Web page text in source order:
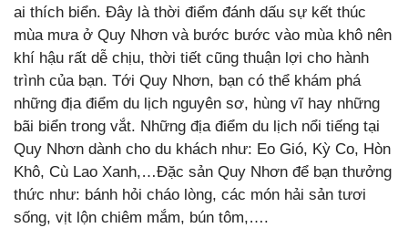
ai thích biển. Đây là thời điểm đánh dấu sự kết thúc
mùa mưa ở Quy Nhơn và bước bước vào mùa khô nên
khí hậu rất dễ chịu, thời tiết cũng thuận lợi cho hành
trình của bạn. Tới Quy Nhơn, bạn có thể khám phá
những địa điểm du lịch nguyên sơ, hùng vĩ hay những
bãi biển trong vắt. Những địa điểm du lịch nổi tiếng tại
Quy Nhơn dành cho du khách như: Eo Gió, Kỳ Co, Hòn
Khô, Cù Lao Xanh,…Đặc sản Quy Nhơn để bạn thưởng
thức như: bánh hỏi cháo lòng, các món hải sản tươi
sống, vịt lộn chiêm mắm, bún tôm,….